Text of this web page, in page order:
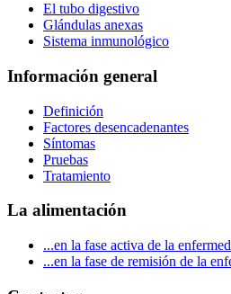
El tubo digestivo
Glándulas anexas
Sistema inmunológico
Información general
Definición
Factores desencadenantes
Síntomas
Pruebas
Tratamiento
La alimentación
...en la fase activa de la
...en la fase de remisión de la